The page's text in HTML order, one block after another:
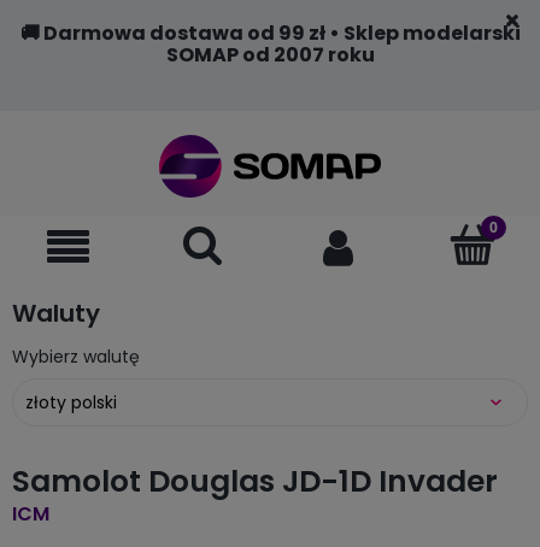
🚚 Darmowa dostawa od 99 zł • Sklep modelarski
SOMAP od 2007 roku
Waluty
Wybierz walutę
Samolot Douglas JD-1D Invader
ICM